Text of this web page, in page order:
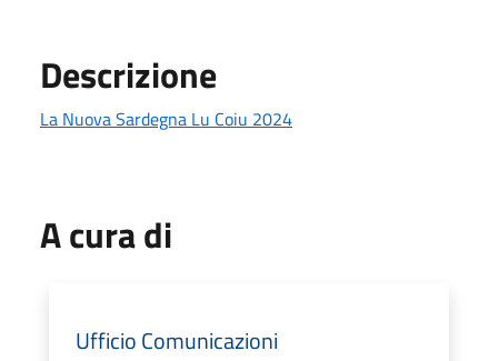
Descrizione
La Nuova Sardegna Lu Coiu 2024
A cura di
Ufficio Comunicazioni